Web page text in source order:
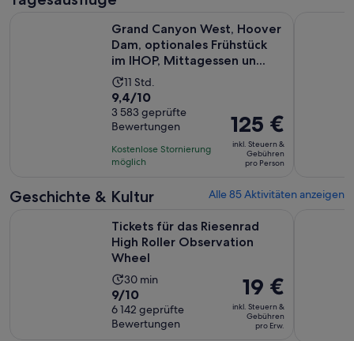
Grand Canyon West, Hoover
Dam, optionales Frühstück
im IHOP, Mittagessen un...
Die
Aktivität
dauert
11
Stunden
11 Std.
9.4
von
10,
basierend
auf
Bewertungen.
9,4/10
3 583 geprüfte
Bewertungen
Kostenlose Stornierung
möglich
Der
Preis
beträgt
125 €
Person
125 €
inkl. Steuern &
Gebühren
pro Person
Geschichte & Kultur Alle 85 Aktivitäten anzeigen
Tickets für das Riesenrad
High Roller Observation
Wheel
Die
Aktivität
dauert
30
30 min
9.0
von
10,
9/10
6 142 geprüfte
Bewertungen
Der
Preis
beträgt
19 €
19 €
inkl. Steuern &
Gebühren
pro Erw.